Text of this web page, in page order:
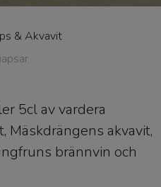
& Akvavit
5cl av vardera
Mäskdrängens akvavit,
brännvin och